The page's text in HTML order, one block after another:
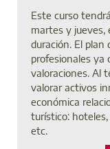
Este curso
martes y jueves,
duración. El
profesionales ya
valoraciones. Al
valorar activos
económica
turístico:
etc.